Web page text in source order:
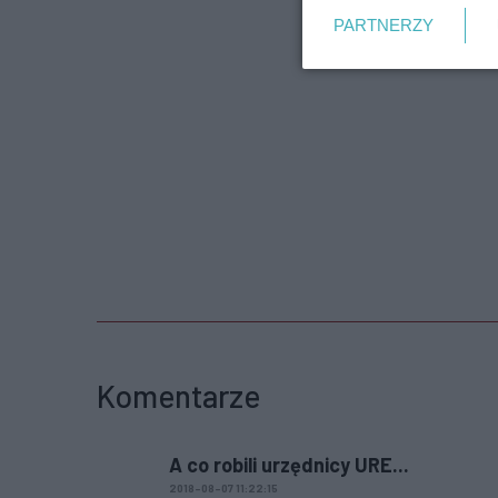
Komentarze
A co robili urzędnicy URE...
2018-08-07 11:22:15
PARTNERZY